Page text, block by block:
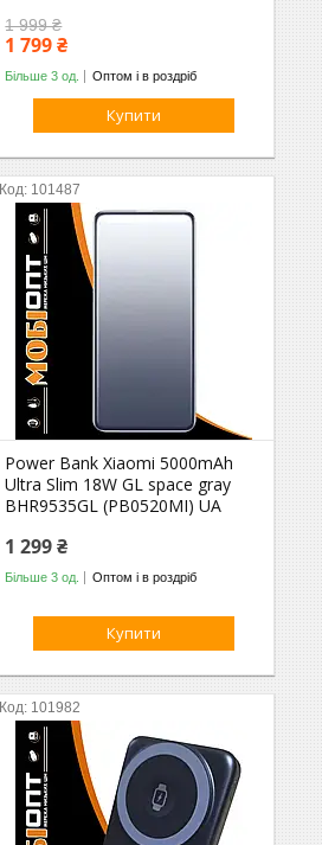
1 999 ₴
1 799 ₴
Більше 3 од. Оптом і в роздріб
Купити
101487
Power Bank Xiaomi 5000mAh
Ultra Slim 18W GL space gray
BHR9535GL (PB0520MI) UA
1 299 ₴
Більше 3 од. Оптом і в роздріб
Купити
101982